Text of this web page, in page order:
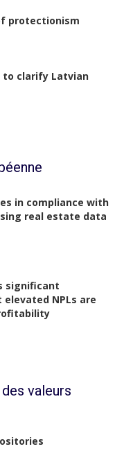
protectionism
to clarify Latvian
in compliance with
real estate data
significant
NPLs are
valeurs